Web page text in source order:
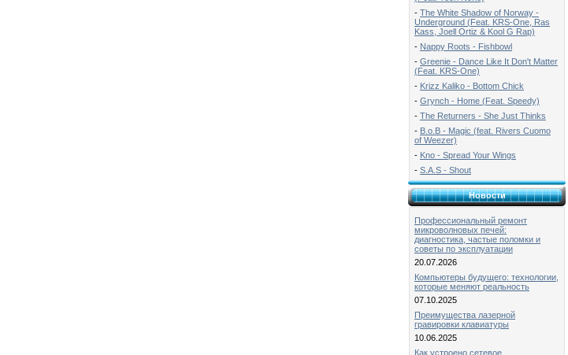
- The White Shadow of Norway -
Underground (Feat. KRS-One, Ras
Kass, Joell Ortiz & Kool G Rap)
- Nappy Roots - Fishbowl
- Greenie - Dance Like It Don't Matter
(Feat. KRS-One)
- Krizz Kaliko - Bottom Chick
- Grynch - Home (Feat. Speedy)
- The Returners - She Just Thinks
- B.o.B - Magic (feat. Rivers Cuomo
of Weezer)
- Kno - Spread Your Wings
- S.A.S - Shout
Новости
Профессиональный ремонт
микроволновых печей:
диагностика, частые поломки и
советы по эксплуатации
20.07.2026
Компьютеры будущего: технологии,
которые меняют реальность
07.10.2025
Преимущества лазерной
гравировки клавиатуры
10.06.2025
Как устроено сетевое